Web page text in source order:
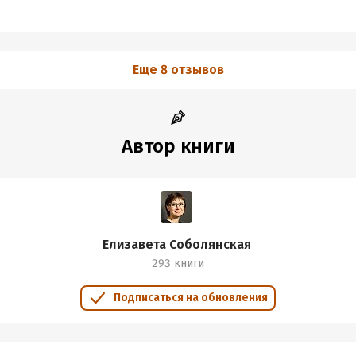
Еще 8 отзывов
Автор книги
Елизавета Соболянская
293 книги
Подписаться на обновления